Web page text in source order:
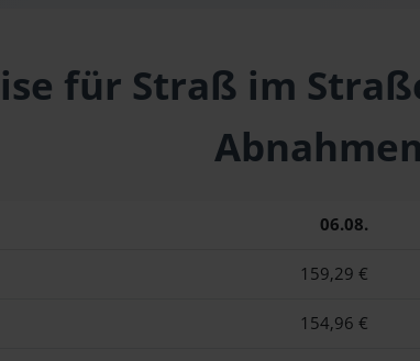
für Straß im
06.08.
159,29 €
154,96 €